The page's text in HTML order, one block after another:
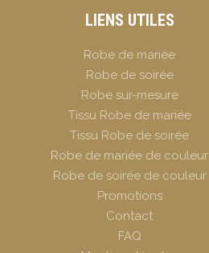
LIENS UTILES
Robe de mariée
Robe de soirée
Robe sur-mesure
Tissu Robe de mariée
Tissu Robe de soirée
Robe de mariée de couleur
Robe de soirée de couleur
Promotions
Contact
FAQ